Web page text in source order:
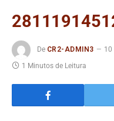
De CR2-ADMIN3
10
1 Minutos de Leitura